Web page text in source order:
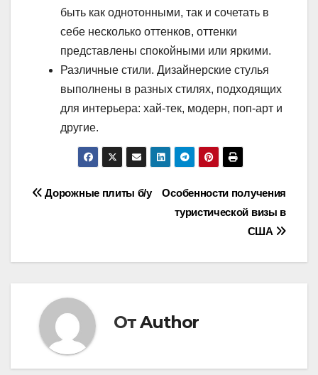
быть как однотонными, так и сочетать в
себе несколько оттенков, оттенки
представлены спокойными или яркими.
Различные стили. Дизайнерские стулья
выполнены в разных стилях, подходящих
для интерьера: хай-тек, модерн, поп-арт и
другие.
Навигация
записям
Особенности получения
туристической визы в
США
Дорожные плиты б/у
ОтAuthor